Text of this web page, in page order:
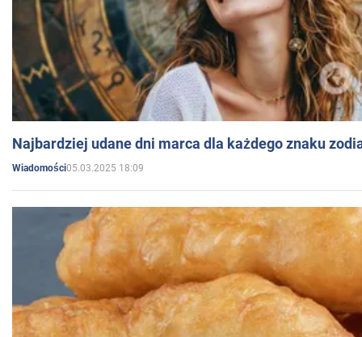
Najbardziej udane dni marca dla każdego znaku
Wiadomości05.03.2025 18:09